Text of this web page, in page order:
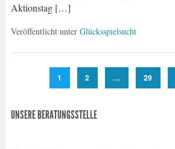
Aktionstag […]
Veröffentlicht unter Glücksspielsucht
1 2 … 29
UNSERE BERATUNGSSTELLE